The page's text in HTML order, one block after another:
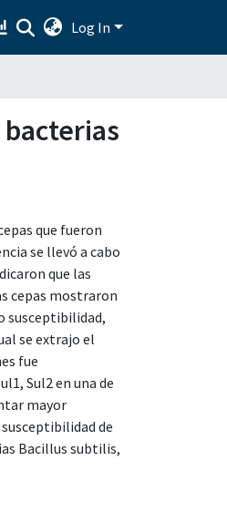
Log In
que fueron
se llevó a cabo
que las
cepas mostraron
susceptibilidad,
se extrajo el
fue
Sul2 en una de
mayor
de
Bacillus subtilis,